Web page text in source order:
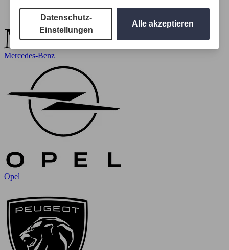
Mercedes-Benz
Opel
Datenschutz-
Einstellungen
Alle akzeptieren